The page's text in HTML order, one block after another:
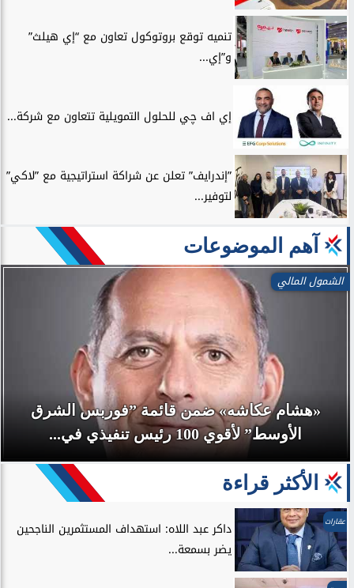
تنميه توقع بروتوكول تعاون مع “إي هيلث”
و”إي...
إي اف چي للحلول التمويلية تتعاون مع شركة...
”إندرايف” تعلن عن شراكة استراتيجية مع ”لاكي”
لتوفير...
آهم الموضوعات
الشمول المالي
«هشام عكاشه» ضمن قائمة ”فوربس الشرق
الأوسط” لأقوي 100 رئيس تنفيذي في...
الأكثر قراءة
عقارات
داكر عبد اللاه: استهداف المستثمرين الناجحين
يضر بسمعة...